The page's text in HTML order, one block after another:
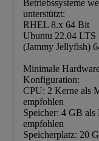
Betriebssysteme
unterstützt:
RHEL 8.x 64 Bit
Ubuntu 22.04 LTS
(Jammy Jellyfish)
Minimale
Konfiguration:
CPU: 2 Kerne als
empfohlen
Speicher: 4 GB
empfohlen
Speicherplatz: 20